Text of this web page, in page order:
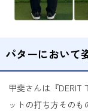
パターにおいて
甲斐さんは『DERIT
ットの打ち方その